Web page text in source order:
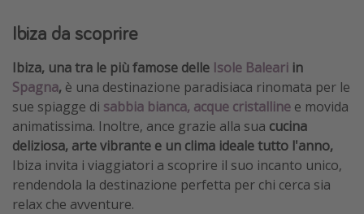
Ibiza da scoprire
Ibiza, una tra le più famose delle Isole Baleari in
Spagna, è una destinazione paradisiaca rinomata per le
sue spiagge di sabbia bianca, acque cristalline e movida
animatissima. Inoltre, ance grazie alla sua cucina
deliziosa, arte vibrante e un clima ideale tutto l'anno,
Ibiza invita i viaggiatori a scoprire il suo incanto unico,
rendendola la destinazione perfetta per chi cerca sia
relax che avventure.